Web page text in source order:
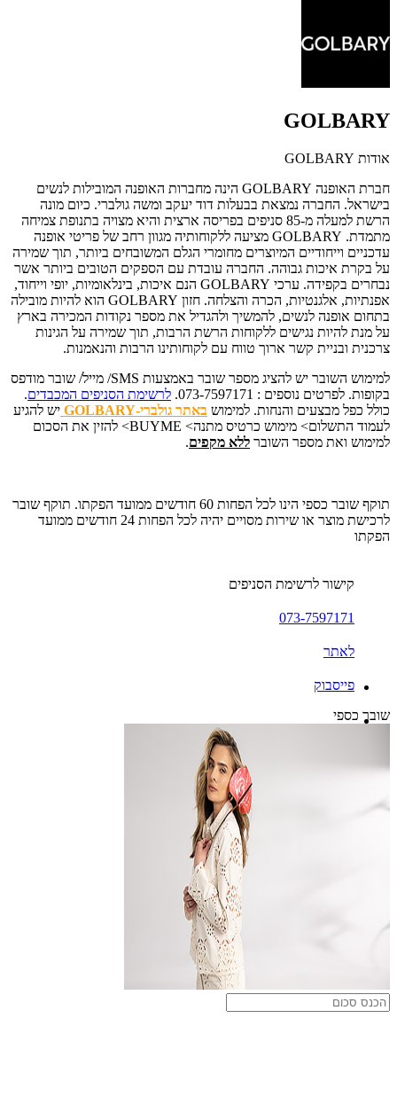
GOLBARY
אודות GOLBARY
חברת האופנה GOLBARY הינה מחברות האופנה המובילות לנשים
בישראל. החברה נמצאת בבעלות דוד יעקב ומשה גולברי. כיום מונה
הרשת למעלה מ-85 סניפים בפריסה ארצית והיא מצויה בתנופת צמיחה
מתמדת.
GOLBARY מציעה ללקוחותיה מגוון רחב של פריטי אופנה
עדכניים וייחודיים המיוצרים מחומרי הגלם המשובחים ביותר, תוך שמירה
על בקרת איכות גבוהה. החברה עובדת עם הספקים הטובים ביותר אשר
נבחרים בקפידה. ערכי GOLBARY הנם איכות, בינלאומיות, יופי וייחוד,
אפנתיות, אלגנטיות, הכרה והצלחה. חזון GOLBARY הוא להיות מובילה
בתחום אופנה לנשים, להמשיך ולהגדיל את מספר נקודות המכירה בארץ
על מנת להיות נגישים ללקוחות הרשת הרבות, תוך שמירה על הגינות
צרכנית ובניית קשר ארוך טווח עם לקוחותינו הרבות והנאמנות.
למימוש השובר יש להציג מספר שובר באמצעות SMS/ מייל/ שובר מודפס
בקופות. לפרטים נוספים : 073-7597171.
לרשימת הסניפים המכבדים.
כולל כפל מבצעים והנחות. למימוש באתר גולברי-GOLBARY
יש להגיע
לעמוד התשלום> מימוש כרטיס מתנה> BUYME> להזין את הסכום
למימוש ואת מספר השובר ללא מקפים.
תוקף שובר כספי הינו לכל הפחות 60 חודשים ממועד הפקתו. תוקף שובר
לרכישת מוצר או שירות מסויים יהיה לכל הפחות 24 חודשים ממועד
הפקתו
קישור לרשימת הסניפים
073-7597171
לאתר
פייסבוק
שובר כספי